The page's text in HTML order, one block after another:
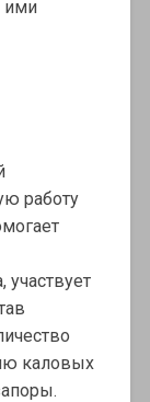
ими
работу
участвует
каловых